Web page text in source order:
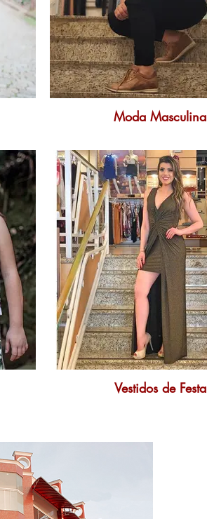
Moda Masculina
Vestidos de Festa